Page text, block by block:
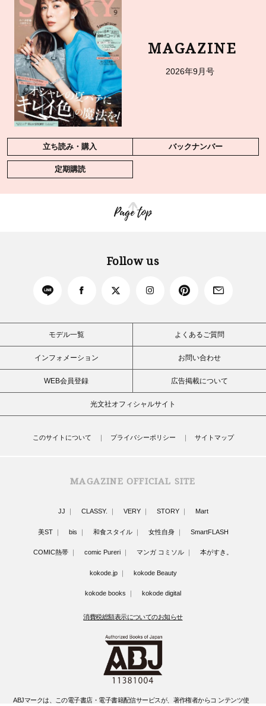
MAGAZINE
2026年9月号
立ち読み・購入 バックナンバー
定期購読
Page top
Follow us
モデル一覧 よくあるご質問
インフォメーション お問い合わせ
WEB会員登録 広告掲載について
光文社オフィシャルサイト
このサイトについて プライバシーポリシー サイトマップ
MAGAZINE OFFICIAL SITE
JJ CLASSY. VERY STORY Mart
美ST bis 和食スタイル 女性自身 SmartFLASH
COMIC熱帯 comic Pureri マンガ コミソル 本がすき。
kokode.jp kokode Beauty
kokode books kokode digital
消費税総額表示についてのお知らせ
ABJマークは、この電子書店・電子書籍配信サービスが、著作権者からコ ンテンツ使